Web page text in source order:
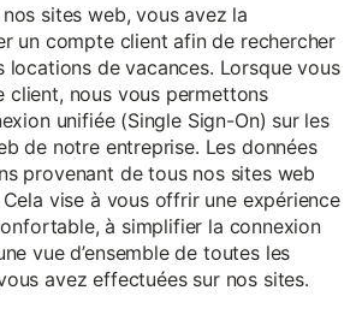
nos sites web, vous avez la
un compte client afin de rechercher
locations de vacances. Lorsque vous
client, nous vous permettons
unifiée (Single Sign-On) sur les
de notre entreprise. Les données
provenant de tous nos sites web
vise à vous offrir une expérience
à simplifier la connexion
vue d’ensemble de toutes les
avez effectuées sur nos sites.